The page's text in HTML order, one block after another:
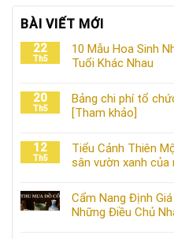
BÀI VIẾT MỚI
22
Th5
10 Mẫu Hoa Sinh
Tuổi Khác Nhau
20
Th5
Bảng chi phí tổ
[Tham khảo]
12
Th5
Tiểu Cảnh Thiên
sân vườn xanh của
Cẩm Nang Định
Những Điều Chủ